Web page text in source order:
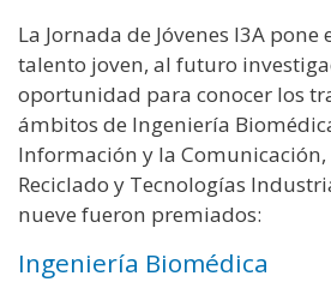
La Jornada de Jóvenes I3A pone
talento joven, al futuro
oportunidad para conocer los
ámbitos de Ingeniería
Información y la Comunicación,
Reciclado y Tecnologías
nueve fueron premiados:
Ingeniería Biomédica